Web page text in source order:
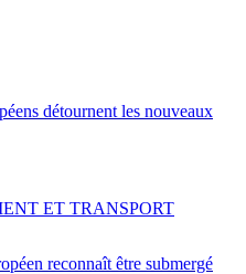
détournent les nouveaux
reconnaît être submergé
ET TRANSPORT